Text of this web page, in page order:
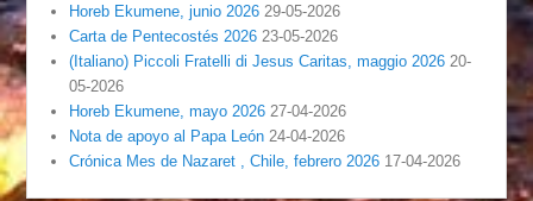
Horeb Ekumene, junio 2026 29-05-2026
Carta de Pentecostés 2026 23-05-2026
(Italiano) Piccoli Fratelli di Jesus Caritas, maggio 2026 20-
05-2026
Horeb Ekumene, mayo 2026 27-04-2026
Nota de apoyo al Papa León 24-04-2026
Crónica Mes de Nazaret , Chile, febrero 2026 17-04-2026